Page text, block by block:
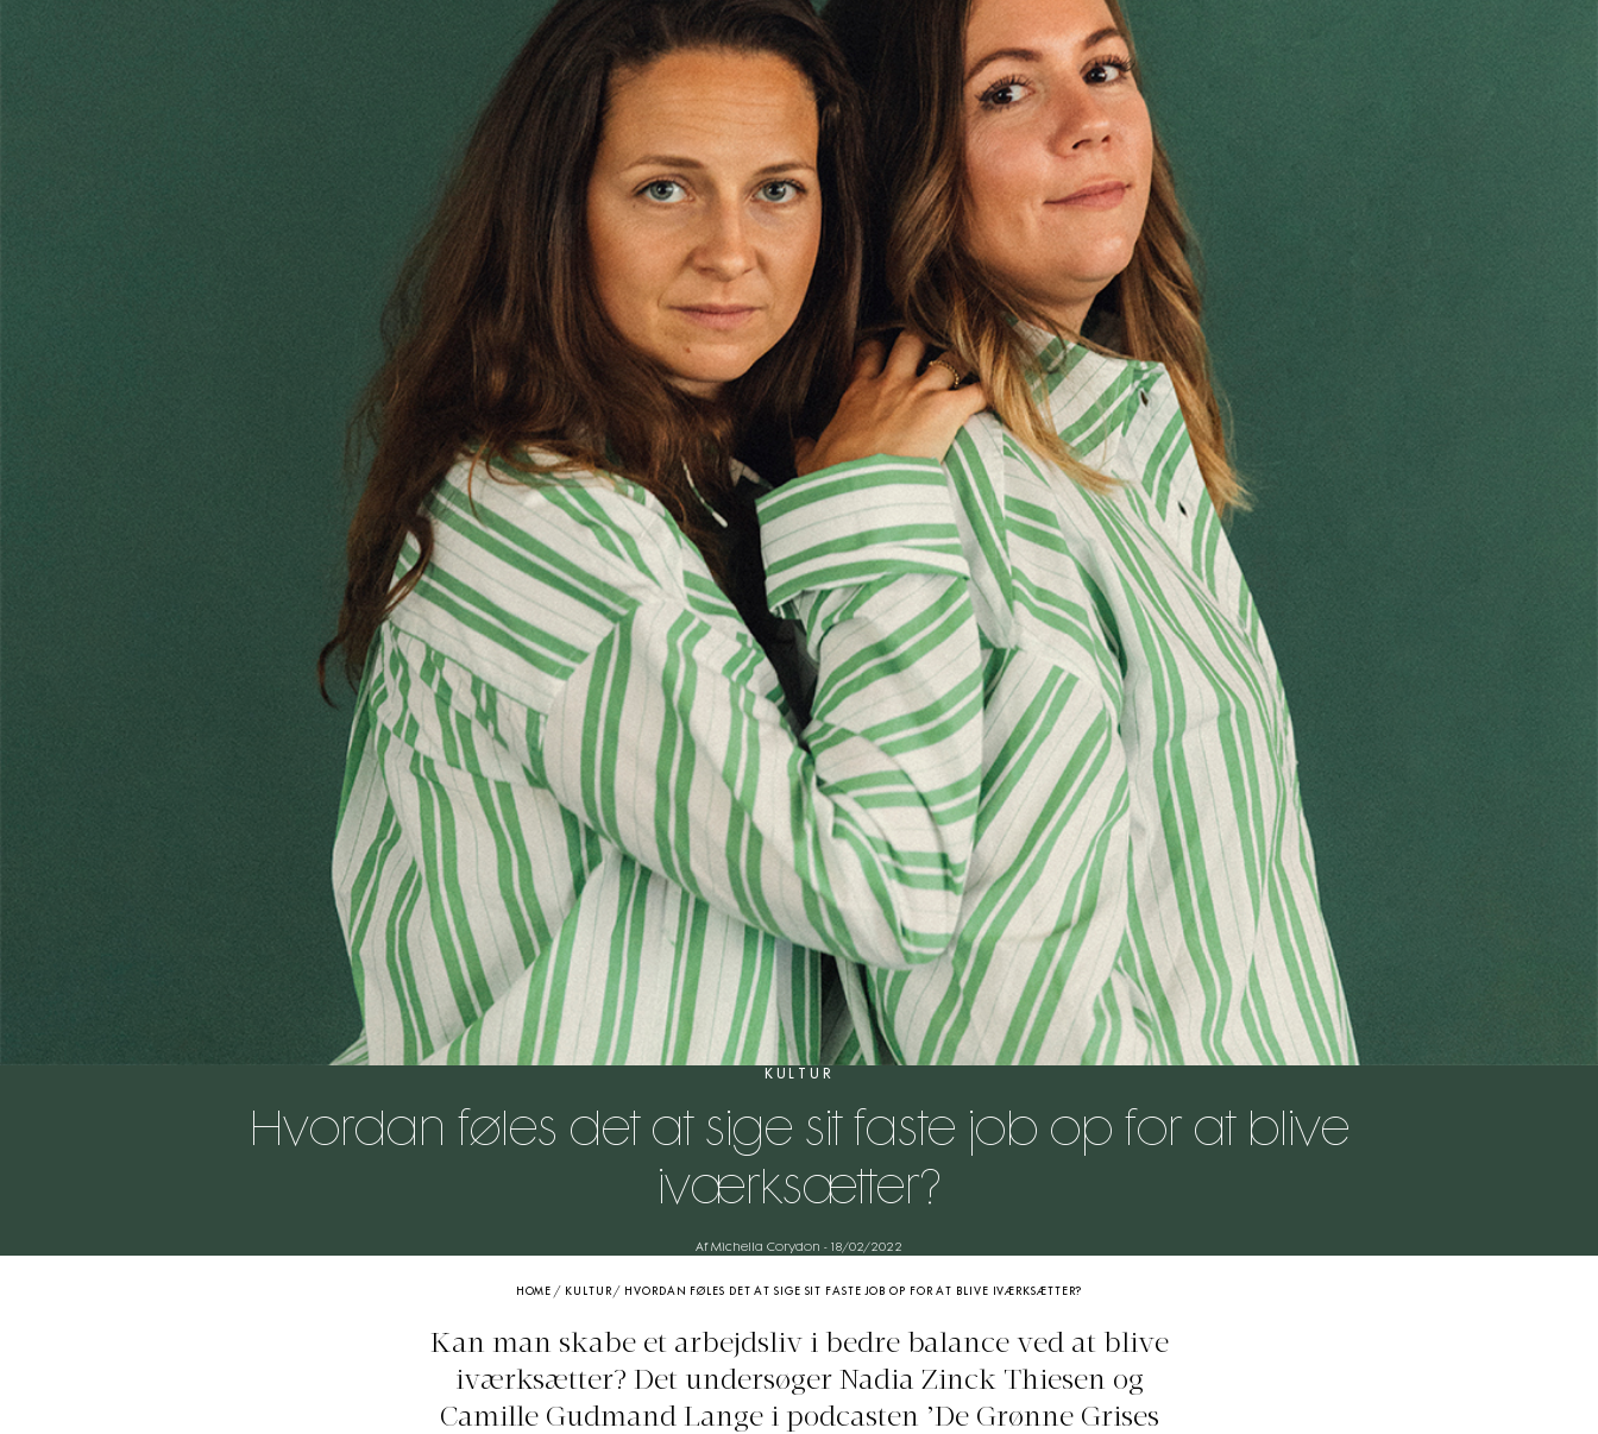
KULTUR
Hvordan føles det at sige sit faste job op for at blive
iværksætter?
Af Michella Corydon - 18/02/2022
HOME / KULTUR / HVORDAN FØLES DET AT SIGE SIT FASTE JOB OP FOR AT BLIVE IVÆRKSÆTTER?
Kan man skabe et arbejdsliv i bedre balance ved at blive
iværksætter? Det undersøger Nadia Zinck Thiesen og
Camille Gudmand Lange i podcasten ’De Grønne Grises